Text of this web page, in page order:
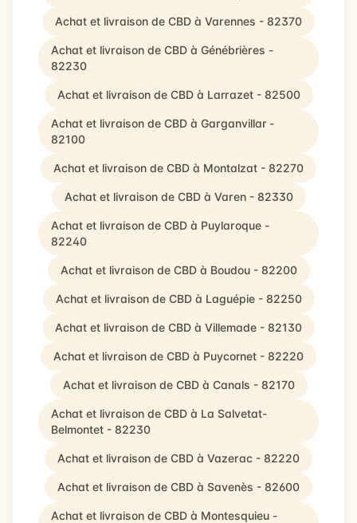
Achat et livraison de CBD à Varennes - 82370
Achat et livraison de CBD à Génébrières -
82230
Achat et livraison de CBD à Larrazet - 82500
Achat et livraison de CBD à Garganvillar -
82100
Achat et livraison de CBD à Montalzat - 82270
Achat et livraison de CBD à Varen - 82330
Achat et livraison de CBD à Puylaroque -
82240
Achat et livraison de CBD à Boudou - 82200
Achat et livraison de CBD à Laguépie - 82250
Achat et livraison de CBD à Villemade - 82130
Achat et livraison de CBD à Puycornet - 82220
Achat et livraison de CBD à Canals - 82170
Achat et livraison de CBD à La Salvetat-
Belmontet - 82230
Achat et livraison de CBD à Vazerac - 82220
Achat et livraison de CBD à Savenès - 82600
Achat et livraison de CBD à Montesquieu -